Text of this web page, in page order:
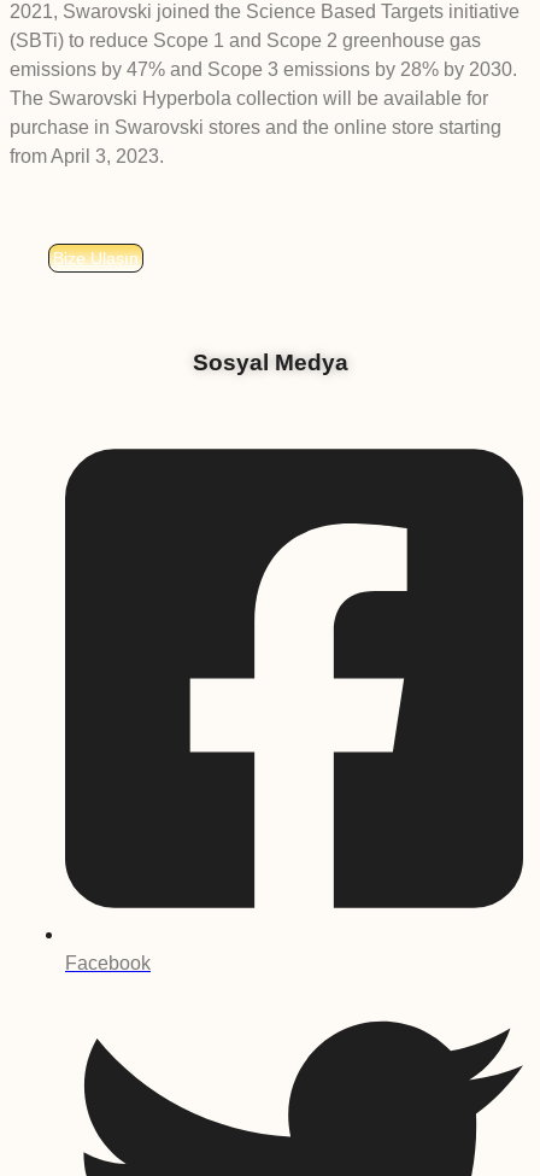
2021, Swarovski joined the Science Based Targets initiative
(SBTi) to reduce Scope 1 and Scope 2 greenhouse gas
emissions by 47% and Scope 3 emissions by 28% by 2030.
The Swarovski Hyperbola collection will be available for
purchase in Swarovski stores and the online store starting
from April 3, 2023.
Bize Ulaşın
Sosyal Medya
Facebook